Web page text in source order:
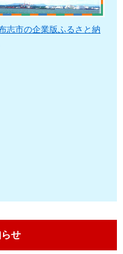
志市の企業版ふるさと納
せ